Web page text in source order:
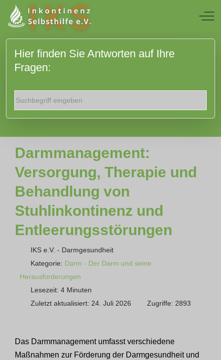
Off-
Hier finden Sie Antworten auf Ihre
Fragen:
Darmmanagement:
Versorgung, Therapie und
Behandlung von
Stuhlinkontinenz und
Entleerungsstörungen
IKS e.V. - Darmgesundheit
Kategorie: Darm - Der Darm und seine
Herausforderungen
Lesezeit: 4 Minuten
Zuletzt aktualisiert: 24. Juli 2026
Zugriffe: 2893
Das Darmmanagement umfasst verschiedene
Maßnahmen zur Förderung der Darmgesundheit und